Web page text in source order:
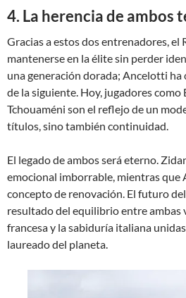
4. La herencia de ambos
Gracias a estos dos entrenadores, el
mantenerse en la élite sin perder
una generación dorada; Ancelotti
de la siguiente. Hoy, jugadores
Tchouaméni son el reflejo de un
títulos, sino también continuidad.
El legado de ambos será eterno.
emocional imborrable, mientras que
concepto de renovación. El futuro
resultado del equilibrio entre ambas
francesa y la sabiduría italiana
laureado del planeta.